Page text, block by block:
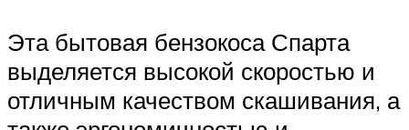
Эта бытовая бензокоса Спарта
выделяется высокой скоростью и
отличным качеством скашивания, а